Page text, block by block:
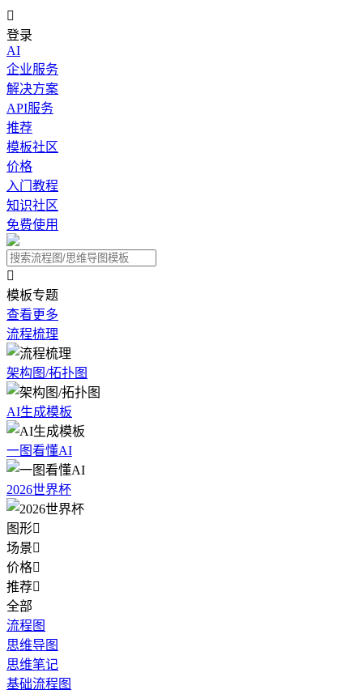

登录
AI
企业服务
解决方案
API服务
推荐
模板社区
价格
入门教程
知识社区
免费使用

模板专题
查看更多
流程梳理
架构图/拓扑图
AI生成模板
一图看懂AI
2026世界杯
图形
场景
价格
推荐
全部
流程图
思维导图
思维笔记
基础流程图